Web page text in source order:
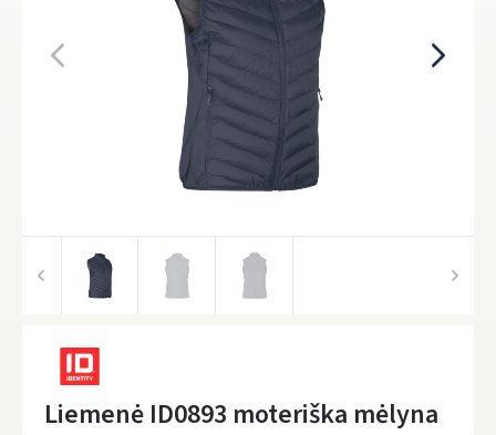
Liemenė ID0893 moteriška mėlyna